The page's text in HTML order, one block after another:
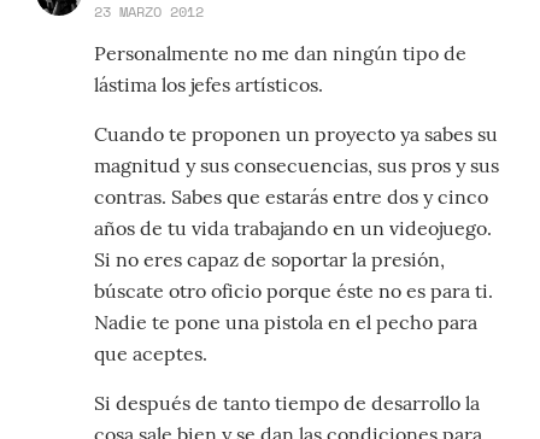
23 MARZO 2012
Personalmente no me dan ningún tipo de
lástima los jefes artísticos.
Cuando te proponen un proyecto ya sabes su
magnitud y sus consecuencias, sus pros y sus
contras. Sabes que estarás entre dos y cinco
años de tu vida trabajando en un videojuego.
Si no eres capaz de soportar la presión,
búscate otro oficio porque éste no es para ti.
Nadie te pone una pistola en el pecho para
que aceptes.
Si después de tanto tiempo de desarrollo la